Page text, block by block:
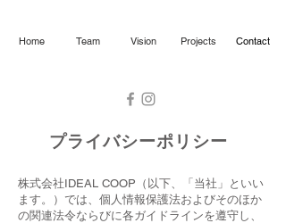
Home Team Vision Projects Contact
プライバシーポリシー
株式会社IDEAL COOP（以下、「当社」といい
ます。）では、個人情報保護法およびそのほか
の関連法令ならびに各ガイドラインを遵守し、